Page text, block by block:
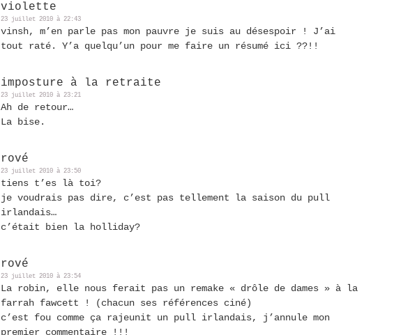
violette
23 juillet 2010 à 22:43
vinsh, m’en parle pas mon pauvre je suis au désespoir ! J’ai
tout raté. Y’a quelqu’un pour me faire un résumé ici ??!!
imposture à la retraite
23 juillet 2010 à 23:21
Ah de retour…
La bise.
rové
23 juillet 2010 à 23:50
tiens t’es là toi?
je voudrais pas dire, c’est pas tellement la saison du pull
irlandais…
c’était bien la holliday?
rové
23 juillet 2010 à 23:54
La robin, elle nous ferait pas un remake « drôle de dames » à la
farrah fawcett ! (chacun ses références ciné)
c’est fou comme ça rajeunit un pull irlandais, j’annule mon
premier commentaire !!!